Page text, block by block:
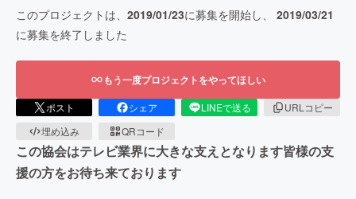
このプロジェクトは、 2019/01/23に募集を開始し、 2019/03/21
に募集を終了しました
もう一度プロジェクトをやってほしい
ポスト シェア LINEで送る
URLコピー
埋め込み
QRコード
この協会はテレビ業界に大きな支えとなります皆様の支
援の方をお待ち来ております